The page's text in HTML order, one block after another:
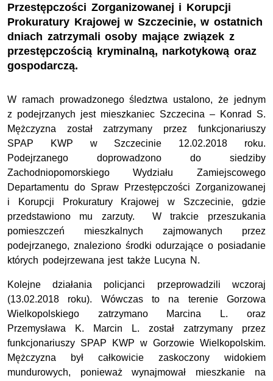
Przestępczości Zorganizowanej i Korupcji
Prokuratury Krajowej w Szczecinie, w ostatnich
dniach zatrzymali osoby mające związek z
przestępczością kryminalną, narkotykową oraz
gospodarczą.
W ramach prowadzonego śledztwa ustalono, że jednym
z podejrzanych jest mieszkaniec Szczecina – Konrad S.
Mężczyzna został zatrzymany przez funkcjonariuszy
SPAP KWP w Szczecinie 12.02.2018 roku.
Podejrzanego doprowadzono do siedziby
Zachodniopomorskiego Wydziału Zamiejscowego
Departamentu do Spraw Przestępczości Zorganizowanej
i Korupcji Prokuratury Krajowej w Szczecinie, gdzie
przedstawiono mu zarzuty. W trakcie przeszukania
pomieszczeń mieszkalnych zajmowanych przez
podejrzanego, znaleziono środki odurzające o posiadanie
których podejrzewana jest także Lucyna N.
Kolejne działania policjanci przeprowadzili wczoraj
(13.02.2018 roku). Wówczas to na terenie Gorzowa
Wielkopolskiego zatrzymano Marcina L. oraz
Przemysława K. Marcin L. został zatrzymany przez
funkcjonariuszy SPAP KWP w Gorzowie Wielkopolskim.
Mężczyzna był całkowicie zaskoczony widokiem
mundurowych, ponieważ wynajmował mieszkanie na